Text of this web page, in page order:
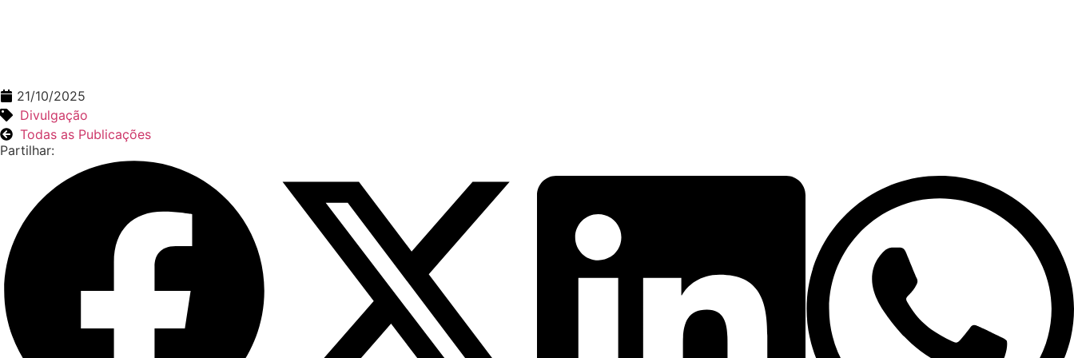
21/10/2025
Divulgação
Todas as Publicações
Partilhar: